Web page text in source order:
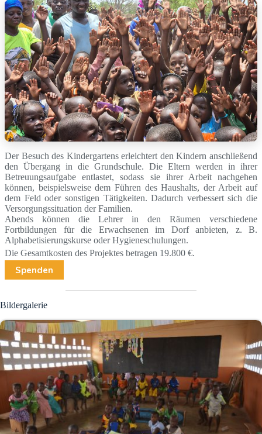
Der Besuch des Kindergartens erleichtert den Kindern anschließend
den Übergang in die Grundschule. Die Eltern werden in ihrer
Betreuungsaufgabe entlastet, sodass sie ihrer Arbeit nachgehen
können, beispielsweise dem Führen des Haushalts, der Arbeit auf
dem Feld oder sonstigen Tätigkeiten. Dadurch verbessert sich die
Versorgungssituation der Familien.
Abends können die Lehrer in den Räumen verschiedene
Fortbildungen für die Erwachsenen im Dorf anbieten, z. B.
Alphabetisierungskurse oder Hygieneschulungen.
Die Gesamtkosten des Projektes betragen 19.800 €.
Spenden
Bildergalerie